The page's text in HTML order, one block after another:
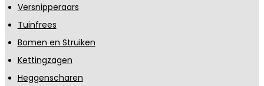
Versnipperaars
Tuinfrees
Bomen en Struiken
Kettingzagen
Heggenscharen